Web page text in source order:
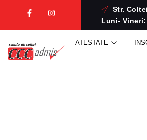
Str.
Luni-
ATESTATE